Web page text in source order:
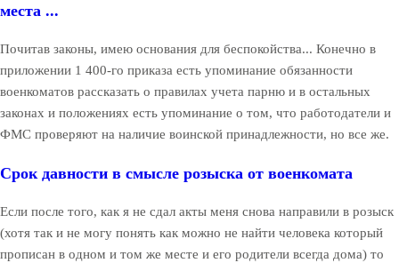
места ...
Почитав законы, имею основания для беспокойства... Конечно в
приложении 1 400-го приказа есть упоминание обязанности
военкоматов рассказать о правилах учета парню и в остальных
законах и положениях есть упоминание о том, что работодатели и
ФМС проверяют на наличие воинской принадлежности, но все же.
Срок давности в смысле розыска от военкомата
Если после того, как я не сдал акты меня снова направили в розыск
(хотя так и не могу понять как можно не найти человека который
прописан в одном и том же месте и его родители всегда дома) то